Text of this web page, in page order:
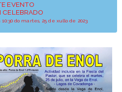
EVENTO
CELEBRADO
do martes, 25 de xullo de 2023